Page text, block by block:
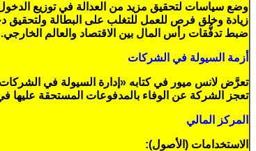
وضع سياسات لتحقيق مزيد من العدالة في توزيع
زيادة وخلق فرص للعمل للتغلب على البطالة ولتحقيق
ضبط تدفُّقات رأس المال بين الاقتصاد والعالم الخارجي.
أزمة السيولة في الشركات
تعرَّض لانس ميور في كتابه «إدارة السيولة في الشركات»
تعجز الشركة عن الوفاء بالمدفوعات المستحقة عليها
المركز المالي
الاستخدامات (الأصول):